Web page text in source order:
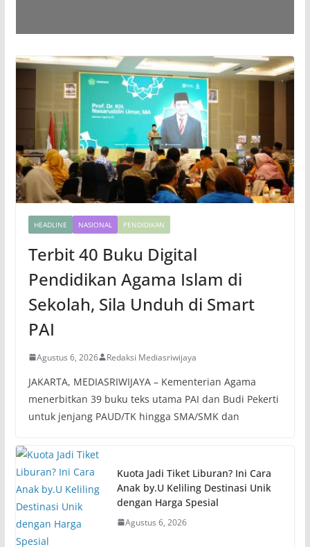
HEADLINE NASIONAL PENDIDIKAN
Terbit 40 Buku Digital
Pendidikan Agama Islam di
Sekolah, Sila Unduh di Smart
PAI
Agustus 6, 2026 Redaksi Mediasriwijaya
JAKARTA, MEDIASRIWIJAYA – Kementerian Agama
menerbitkan 39 buku teks utama PAI dan Budi Pekerti
untuk jenjang PAUD/TK hingga SMA/SMK dan
Kuota Jadi Tiket Liburan? Ini Cara
Anak by.U Keliling Destinasi Unik
dengan Harga Spesial
Agustus 6, 2026